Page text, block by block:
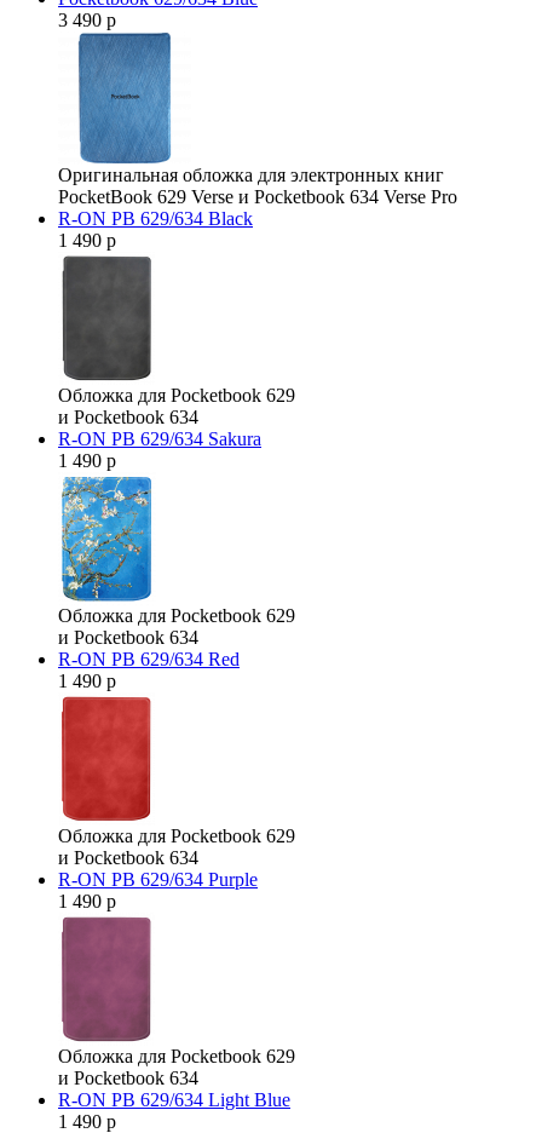
3 490 р
Оригинальная обложка для электронных книг
PocketBook 629 Verse и Pocketbook 634 Verse Pro
R-ON PB 629/634 Black
1 490 р
Обложка для Pocketbook 629
и Pocketbook 634
R-ON PB 629/634 Sakura
1 490 р
Обложка для Pocketbook 629
и Pocketbook 634
R-ON PB 629/634 Red
1 490 р
Обложка для Pocketbook 629
и Pocketbook 634
R-ON PB 629/634 Purple
1 490 р
Обложка для Pocketbook 629
и Pocketbook 634
R-ON PB 629/634 Light Blue
1 490 р